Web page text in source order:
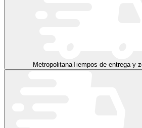
MetropolitanaTiempos de entrega y